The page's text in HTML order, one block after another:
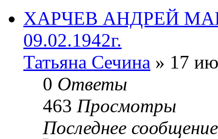
ХАРЧЕВ АНДРЕЙ
09.02.1942г.
Татьяна Сечина » 17
0 Ответы
463 Просмотры
Последнее